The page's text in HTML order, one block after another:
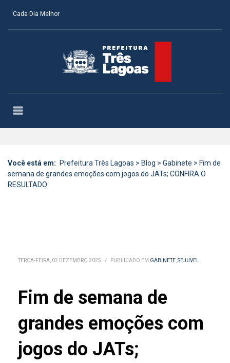
Cada Dia Melhor
Você está em: Prefeitura Três Lagoas > Blog > Gabinete > Fim de
semana de grandes emoções com jogos do JATs; CONFIRA O
RESULTADO
TERÇA-FEIRA, 02 DEZEMBRO 2025 / PUBLICADO EM GABINETE,SEJUVEL
Fim de semana de
grandes emoções com
jogos do JATs;